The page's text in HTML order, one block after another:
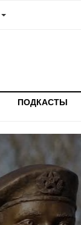
ПОДКАСТЫ